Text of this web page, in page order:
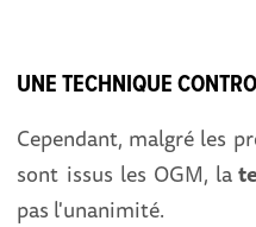
UNE TECHNIQUE
Cependant, malgré les
sont issus les OGM, la
pas l'unanimité.